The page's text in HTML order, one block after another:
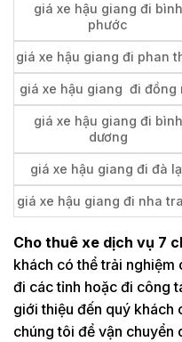
giá xe hậu giang đi bình
phước
giá xe hậu giang đi phan
giá xe hậu giang đi đồng
giá xe hậu giang đi bình
dương
giá xe hậu giang đi đà
giá xe hậu giang đi nha
Cho thuê xe dịch vụ 7
khách có thể trải
đi các tỉnh hoặc đi công
giới thiệu đến quý khách
chúng tôi để vận chuyển